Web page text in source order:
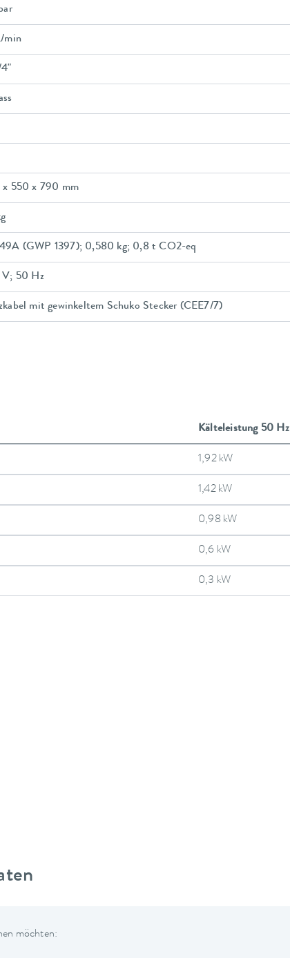
min
550 x 790 mm
(GWP 1397); 0,580 kg; 0,8 t CO2-eq
V; 50 Hz
mit gewinkeltem Schuko Stecker (CEE7/7)
Kälteleistung 50 Hz
1,92 kW
1,42 kW
0,98 kW
0,6 kW
0,3 kW
möchten: